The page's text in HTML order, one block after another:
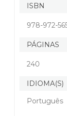
ISBN
978-972-
PÁGINAS
240
IDIOMA(S)
Português